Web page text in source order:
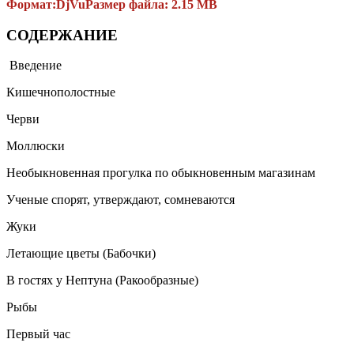
Формат:DjVuРазмер файла: 2.15 MB
СОДЕРЖАНИЕ
Введение
Кишечнополостные
Черви
Моллюски
Необыкновенная прогулка по обыкновенным магазинам
Ученые спорят, утверждают, сомневаются
Жуки
Летающие цветы (Бабочки)
В гостях у Нептуна (Ракообразные)
Рыбы
Первый час